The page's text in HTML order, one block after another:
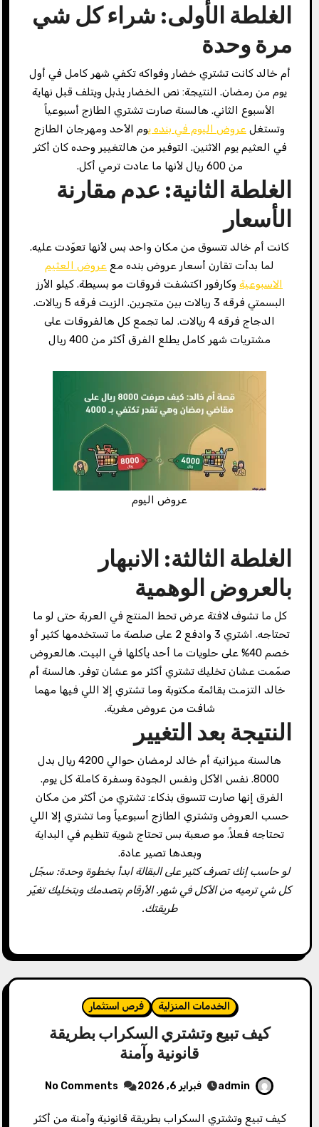
الغلطة الأولى: شراء كل شي
مرة وحدة
أم خالد كانت تشتري خضار وفواكه تكفي شهر كامل في أول
يوم من رمضان. النتيجة: نص الخضار يذبل ويتلف قبل نهاية
الأسبوع الثاني. هالسنة صارت تشتري الطازج أسبوعياً
وتستغل عروض اليوم في بنده يوم الأحد ومهرجان الطازج
في العثيم يوم الاثنين. التوفير من هالتغيير وحده كان أكثر
من 600 ريال لأنها ما عادت ترمي أكل.
الغلطة الثانية: عدم مقارنة
الأسعار
كانت أم خالد تتسوق من مكان واحد بس لأنها تعوّدت عليه.
لما بدأت تقارن أسعار عروض بنده مع عروض العثيم
الاسبوعية وكارفور اكتشفت فروقات مو بسيطة. كيلو الأرز
البسمتي فرقه 3 ريالات بين متجرين. الزيت فرقه 5 ريالات.
الدجاج فرقه 4 ريالات. لما تجمع كل هالفروقات على
مشتريات شهر كامل يطلع الفرق أكثر من 400 ريال
عروض اليوم
الغلطة الثالثة: الانبهار
بالعروض الوهمية
كل ما تشوف لافتة عرض تحط المنتج في العربة حتى لو ما
تحتاجه. اشتري 3 وادفع 2 على صلصة ما تستخدمها كثير أو
خصم 40% على حلويات ما أحد يأكلها في البيت. هالعروض
صمّمت عشان تخليك تشتري أكثر مو عشان توفر. هالسنة أم
خالد التزمت بقائمة مكتوبة وما تشتري إلا اللي فيها مهما
شافت من عروض مغرية.
النتيجة بعد التغيير
هالسنة ميزانية أم خالد لرمضان حوالي 4200 ريال بدل
8000. نفس الأكل ونفس الجودة وسفرة كاملة كل يوم.
الفرق إنها صارت تتسوق بذكاء: تشتري من أكثر من مكان
حسب العروض وتشتري الطازج أسبوعياً وما تشتري إلا اللي
تحتاجه فعلاً. مو صعبة بس تحتاج شوية تنظيم في البداية
وبعدها تصير عادة.
لو حاسب إنك تصرف كثير على البقالة ابدأ بخطوة وحدة: سجّل
كل شي ترميه من الأكل في شهر. الأرقام بتصدمك وبتخليك تغيّر
طريقتك.
الخدمات المنزلية فرص استثمار
كيف تبيع وتشتري السكراب بطريقة
قانونية وآمنة
admin فبراير 6, 2026 No Comments
كيف تبيع وتشتري السكراب بطريقة قانونية وآمنة من أكثر